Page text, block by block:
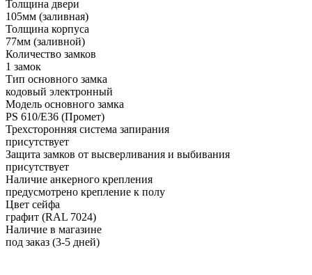
Толщина двери
105мм (заливная)
Толщина корпуса
77мм (заливной)
Количество замков
1 замок
Тип основного замка
кодовый электронный
Модель основного замка
PS 610/Е36 (Промет)
Трехсторонняя система запирания
присутствует
Защита замков от высверливания и выбивания
присутствует
Наличие анкерного крепления
предусмотрено крепление к полу
Цвет сейфа
графит (RAL 7024)
Наличие в магазине
под заказ (3-5 дней)